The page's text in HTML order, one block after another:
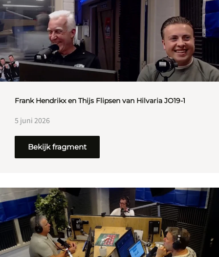
Frank Hendrikx en Thijs Flipsen van Hilvaria JO19-1
5 juni 2026
Bekijk fragment